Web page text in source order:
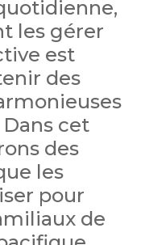
les gérer
est
des
cet
des
les
pour
de